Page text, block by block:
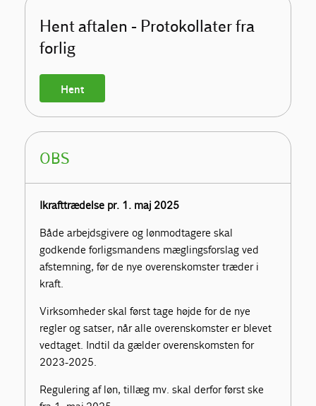
Hent aftalen - Protokollater fra
forlig
Hent
OBS
Ikrafttrædelse pr. 1. maj 2025
Både arbejdsgivere og lønmodtagere skal
godkende forligsmandens mæglingsforslag ved
afstemning, før de nye overenskomster træder i
kraft.
Virksomheder skal først tage højde for de nye
regler og satser, når alle overenskomster er blevet
vedtaget. Indtil da gælder overenskomsten for
2023-2025.
Regulering af løn, tillæg mv. skal derfor først ske